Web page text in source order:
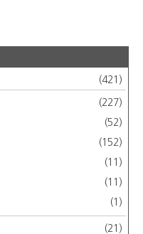
(421)
(227)
(52)
(152)
(11)
(11)
(1)
(21)